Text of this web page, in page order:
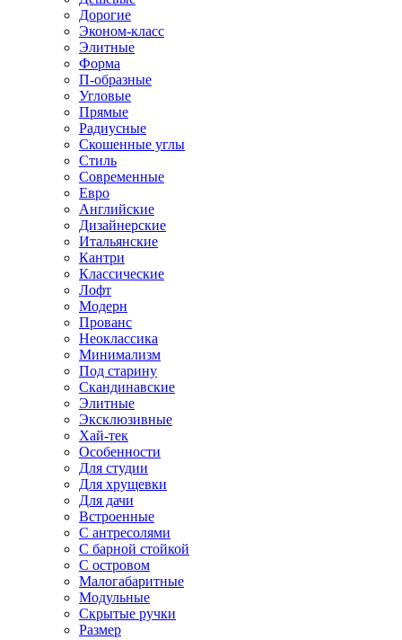
Дорогие
Эконом-класс
Элитные
Форма
П-образные
Угловые
Прямые
Радиусные
Скошенные углы
Стиль
Современные
Евро
Английские
Дизайнерские
Итальянские
Кантри
Классические
Лофт
Модерн
Прованс
Неоклассика
Минимализм
Под старину
Скандинавские
Элитные
Эксклюзивные
Хай-тек
Особенности
Для студии
Для хрущевки
Для дачи
Встроенные
С антресолями
С барной стойкой
С островом
Малогабаритные
Модульные
Скрытые ручки
Размер